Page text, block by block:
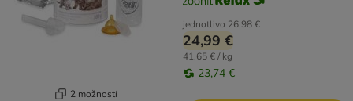
2 možností
jednotlivo 26,98 €
24,99 €
41,65 € / kg
23,74 €